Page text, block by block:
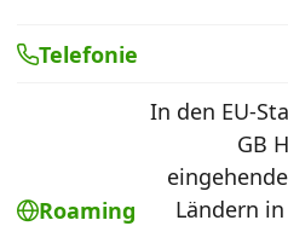
Internet, TV, Telefon
Telefonie
Roaming
In den EU-
GB
Ländern